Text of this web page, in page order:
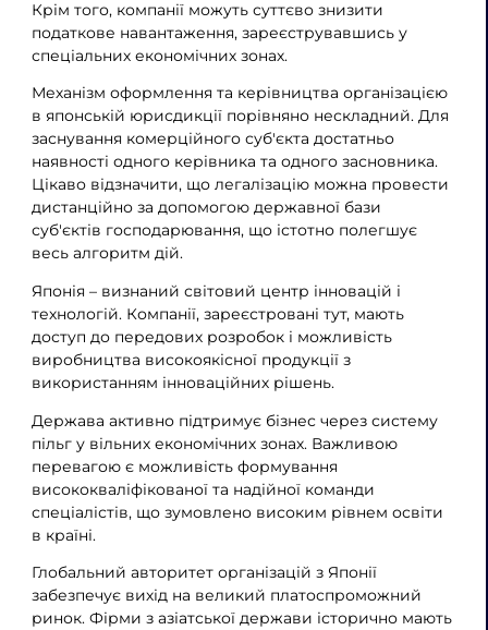
Крім того, компанії можуть суттєво знизити
податкове навантаження, зареєструвавшись у
спеціальних економічних зонах.
Механізм оформлення та керівництва організацією
в японській юрисдикції порівняно нескладний. Для
заснування комерційного суб'єкта достатньо
наявності одного керівника та одного засновника.
Цікаво відзначити, що легалізацію можна провести
дистанційно за допомогою державної бази
суб'єктів господарювання, що істотно полегшує
весь алгоритм дій.
Японія – визнаний світовий центр інновацій і
технологій. Компанії, зареєстровані тут, мають
доступ до передових розробок і можливість
виробництва високоякісної продукції з
використанням інноваційних рішень.
Держава активно підтримує бізнес через систему
пільг у вільних економічних зонах. Важливою
перевагою є можливість формування
висококваліфікованої та надійної команди
спеціалістів, що зумовлено високим рівнем освіти
в країні.
Глобальний авторитет організацій з Японії
забезпечує вихід на великий платоспроможний
ринок. Фірми з азіатської держави історично мають